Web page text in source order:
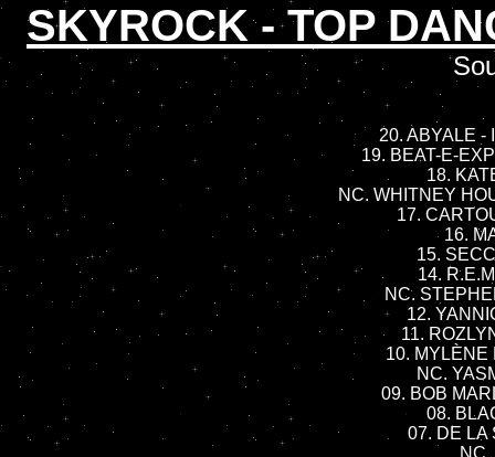
SKYROCK - TOP
20. ABYALE -
19. BEAT-E-
18.
NC. WHITNEY
17.
16.
15.
14.
NC.
12.
11.
10. MYLÈNE
NC.
09. BOB
08.
07. DE LA
NC.